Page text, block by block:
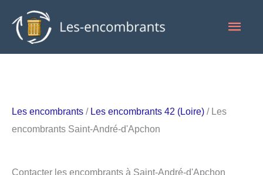
contenu
Les encombrants / Les encombrants 42 (Loire) / Les
encombrants Saint-André-d'Apchon
Contacter les encombrants à Saint-André-d'Apchon